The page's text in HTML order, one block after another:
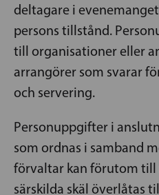
deltagare i
persons tillstånd.
till organisationer eller
arrangörer som svarar
och servering.
Personuppgifter i
som ordnas i samband
förvaltar kan förutom till
särskilda skäl överlåtas